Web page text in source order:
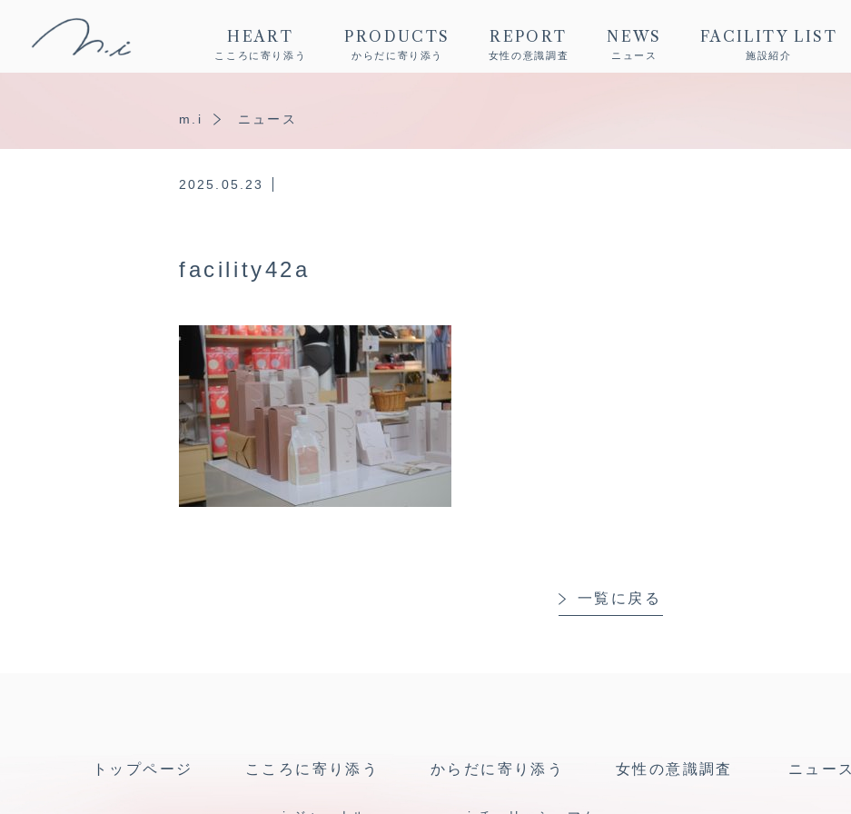
HEART
こころに寄り添う
PRODUCTS
からだに寄り添う
REPORT
女性の意識調査
NEWS
ニュース
FACILITY LIST
施設紹介
m.i ニュース
2025.05.23
facility42a
一覧に戻る
トップページ こころに寄り添う からだに寄り添う 女性の意識調査 ニュース